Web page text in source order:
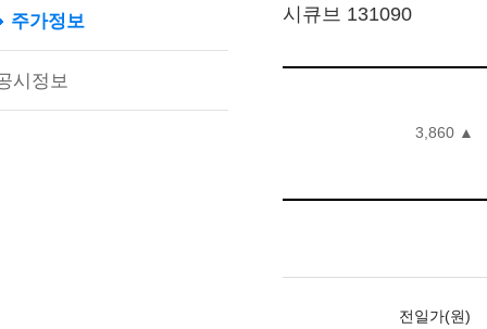
주가정보
시정보
시큐브 131090
3,860 ▲
전일가(원)